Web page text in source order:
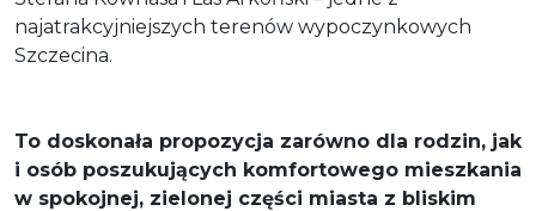
najatrakcyjniejszych terenów wypoczynkowych
Szczecina.
To doskonała propozycja zarówno dla rodzin, jak
i osób poszukujących komfortowego mieszkania
w spokojnej, zielonej części miasta z bliskim